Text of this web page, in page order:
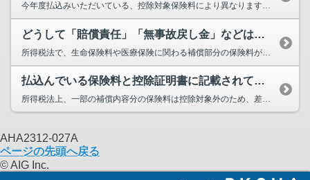
今年度払込みいただいている、控除対象保険料により異なります。下のリンク先（保険料の控除証明について）にて、控除額の...
どうして「賠償責任」「無事故戻し金」などは保険料控除の対象外なのですか？
払込んでいる保険料と控除証明書に記載されている金額が違うのはなぜですか？
所得税法上、一部の補償内容分の保険料は控除対象外のため、差し引いた金額を記載しています。（「賠償責任」「無事故戻し...
AHA2312-027A
ページの先頭へ戻る
© AIG Inc.